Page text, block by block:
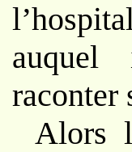
raconter
Alors